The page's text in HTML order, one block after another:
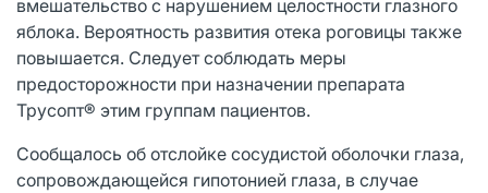
вмешательство с нарушением целостности глазного
яблока. Вероятность развития отека роговицы также
повышается. Следует соблюдать меры
предосторожности при назначении препарата
Трусопт® этим группам пациентов.
Сообщалось об отслойке сосудистой оболочки глаза,
сопровождающейся гипотонией глаза, в случае